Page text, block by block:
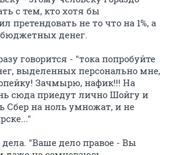
с тем, кто хотя бы
претендовать не то что на 1%, а
денег.
говорится - "тока попробуйте
выделенных персонально мне,
Зачмырю, нафик!!! На
сюда приедут лично Шойгу и
Сбер на ноль умножат, и не
дела. "Ваше дело правое - Вы